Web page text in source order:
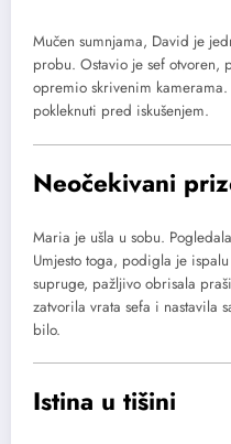
Mučen sumnjama, David je
probu. Ostavio je sef otvoren,
opremio skrivenim
pokleknuti pred iskušenjem.
Neočekivani
Maria je ušla u sobu.
Umjesto toga, podigla je
supruge, pažljivo obrisala
zatvorila vrata sefa i nastavila
bilo.
Istina u tišini